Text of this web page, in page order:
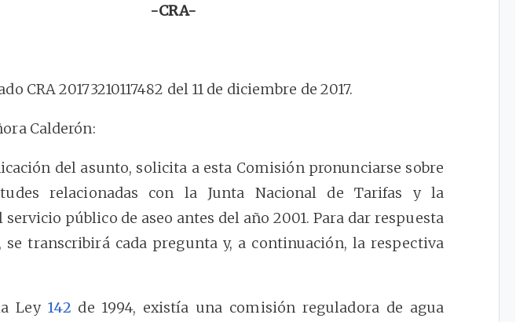
-CRA-
CRA 20173210117482 del 11 de diciembre de 2017.
Calderón:
del asunto, solicita a esta Comisión pronunciarse sobre
relacionadas con la Junta Nacional de Tarifas y la
público de aseo antes del año 2001. Para dar respuesta
se transcribirá cada pregunta y, a continuación, la respectiva
Ley 142 de 1994, existía una comisión reguladora de agua